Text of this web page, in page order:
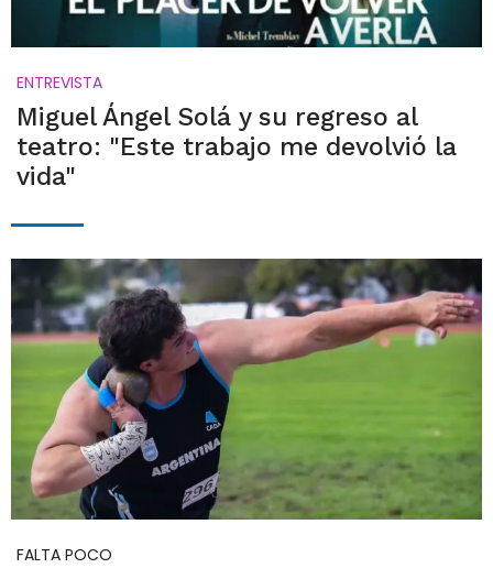
ENTREVISTA
Miguel Ángel Solá y su regreso al
teatro: "Este trabajo me devolvió la
vida"
FALTA POCO